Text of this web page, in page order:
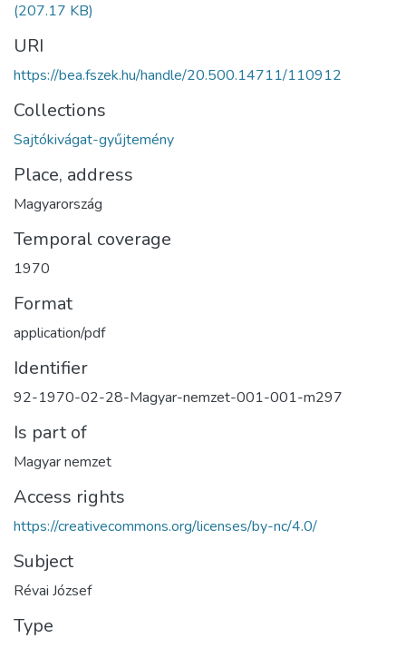
(207.17 KB)
URI
https://bea.fszek.hu/handle/20.500.14711/110912
Collections
Sajtókivágat-gyűjtemény
Place, address
Magyarország
Temporal coverage
1970
Format
application/pdf
Identifier
92-1970-02-28-Magyar-nemzet-001-001-m297
Is part of
Magyar nemzet
Access rights
https://creativecommons.org/licenses/by-nc/4.0/
Subject
Révai József
Type